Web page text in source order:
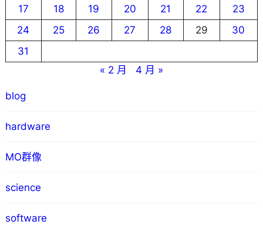
17
18 19 20 21 22
23
24
25 26 27 28 29
30
31
« 2 月
4 月 »
blog
hardware
MO群像
science
software